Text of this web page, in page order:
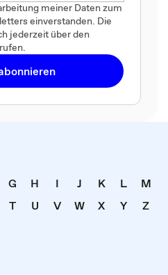
meiner Daten zum
einverstanden. Die
jederzeit über den
G H I J K L
M
T U V W X Y
Z